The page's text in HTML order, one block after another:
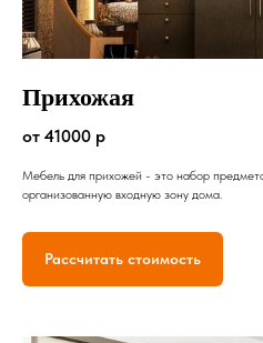
Прихожая
от 41000 р
Мебель для прихожей - это набор
организованную входную зону дома.
Рассчитать стоимость